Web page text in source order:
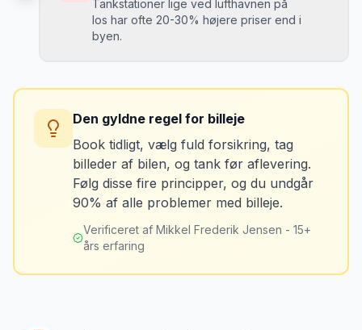
Løsning
brændstofmåleren.
MJ
Mikkels erfaring Oktober 2024
“Jeg fotograferer altid bilen fra alle
vinkler ved afhentning. Det har reddet
Tankstationer lige ved lufthavnen på
Ios har ofte 20-30% højere priser end i
byen.
sidste tankning.
Tank bilen op et par kilometer fra
lufthavnen dagen før aflevering. Priserne
er markant lavere.
Den gyldne regel for billeje
Book tidligt, vælg fuld forsikring, tag
billeder af bilen, og tank før aflevering.
Følg disse fire principper, og du undgår
90% af alle problemer med billeje.
Verificeret af Mikkel Frederik Jensen - 15+
års erfaring